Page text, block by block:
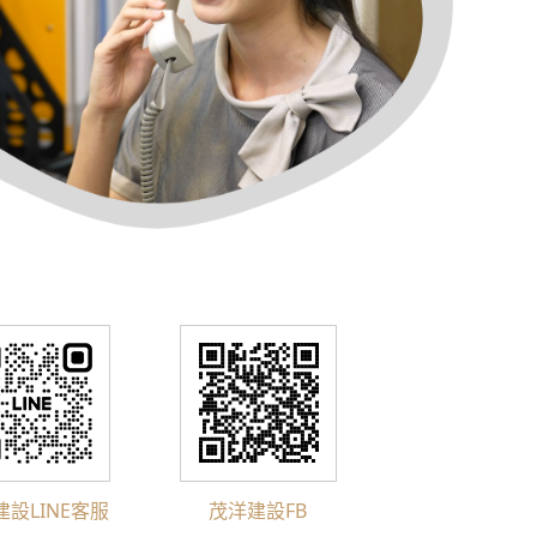
設LINE客服 茂洋建設FB